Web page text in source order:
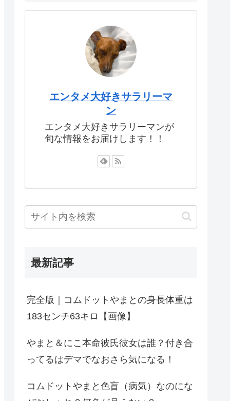
エンタメ大好きサラリーマ
ン
エンタメ大好きサラリーマンが
旬な情報をお届けします！！
最新記事
完全版｜コムドットやまとの身長体重は
183センチ63キロ【画像】
やまと＆にこ本命彼氏彼女は誰？付き合
ってるはデマでなおさら気になる！
コムドットやまと色盲（病気）なのにな